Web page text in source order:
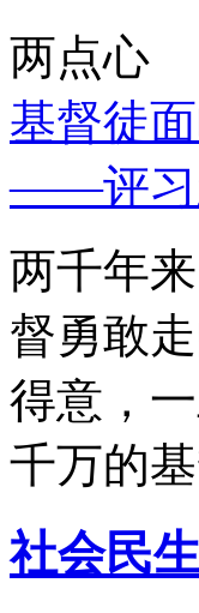
两点心
基督徒
——评习
两千年
督勇敢
得意，
千万的
社会民